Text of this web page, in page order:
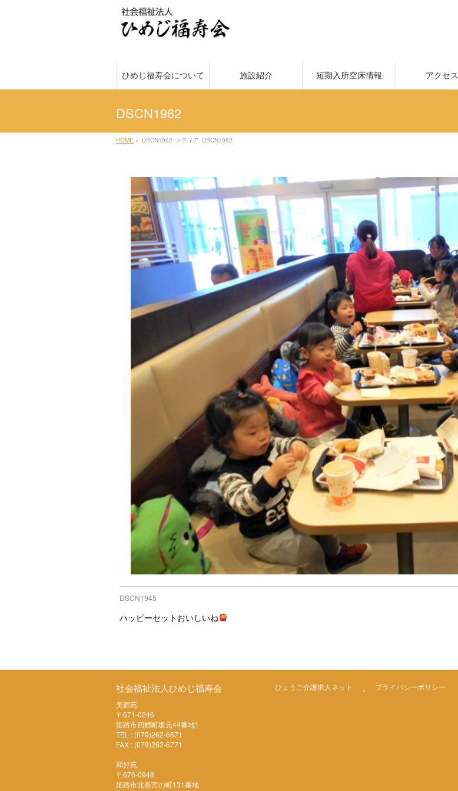
ひめじ福寿会について 施設紹介 短期入所空床情報 アクセス
DSCN1962
HOME » DSCN1962 メディア DSCN1962
DSCN1945
ハッピーセットおいしいね
社会福祉法人ひめじ福寿会
美郷苑
〒671-0246
姫路市四郷町坂元44番地1
TEL : (079)262-6671
FAX : (079)262-6771
和好苑
〒670-0948
姫路市北条宮の町131番地
ひょうご介護求人ネット プライバシーポリシー